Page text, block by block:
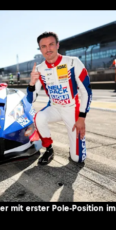
mit erster Pole-Position im